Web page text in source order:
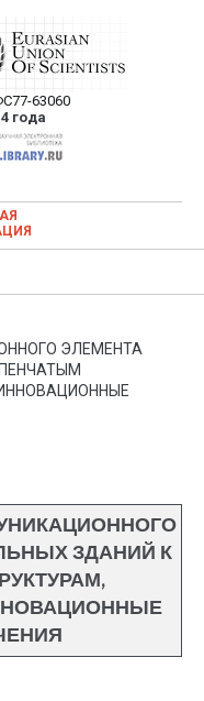
Ученых —
статей в
журнале
63060
года
научных статей в
журнале
ЭЛЕМЕНТА
ЗДАНИЙ К